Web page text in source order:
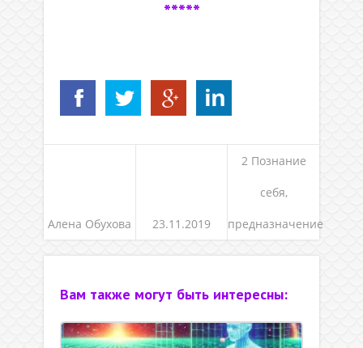
*****
Алена Обухова 23.11.2019
2 Познание
себя,
предназначение
Вам также могут быть интересны: